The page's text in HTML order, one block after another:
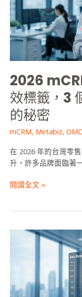
2026
效標籤，3
的秘密
mCRM, Metabiz,
在 2026 年的台灣零
升，許多品牌面臨著
析：
拒
絕
效
籤，
3
個
月
員
回
率
秘
閱讀全文 »
新